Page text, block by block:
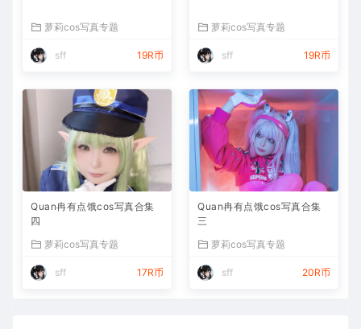
萝莉cos写真专题
sff 19R币
萝莉cos写真专题
sff 19R币
Quan冉有点饿cos写真合集
四
萝莉cos写真专题
sff 17R币
Quan冉有点饿cos写真合集
三
萝莉cos写真专题
sff 20R币